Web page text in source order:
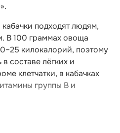
подходят людям,
В 100 граммах овоща
килокалорий, поэтому
составе лёгких и
клетчатки, в кабачках
группы B и